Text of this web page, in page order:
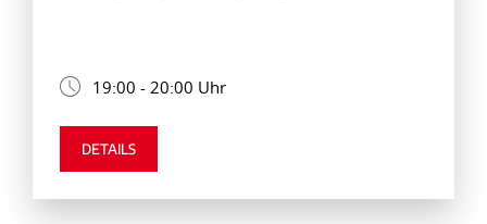
19:00 - 20:00 Uhr
DETAILS